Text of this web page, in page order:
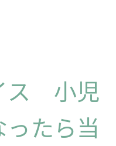
ス 小児
たら当